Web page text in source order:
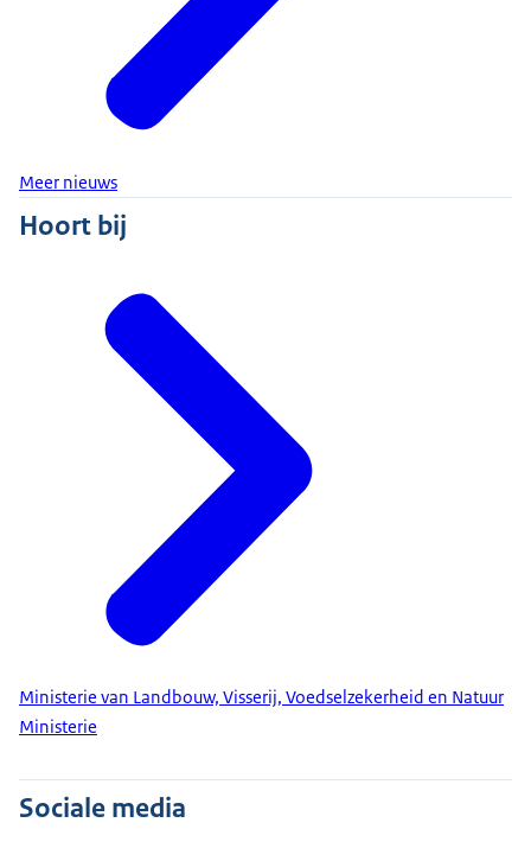
Meer nieuws
Hoort bij
Ministerie van Landbouw, Visserij, Voedselzekerheid en Natuur
Ministerie
Sociale media